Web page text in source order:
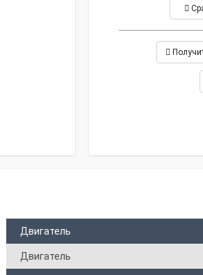
Двигатель
Двигатель